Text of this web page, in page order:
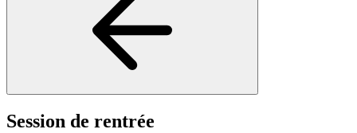
Session de rentrée